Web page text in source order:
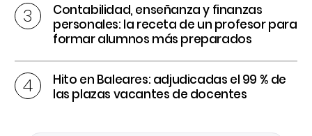
Contabilidad, enseñanza y finanzas
personales: la receta de un profesor para
formar alumnos más preparados
Hito en Baleares: adjudicadas el 99 % de
las plazas vacantes de docentes